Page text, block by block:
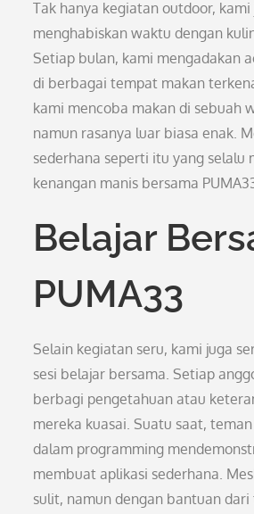
Tak hanya kegiatan outdoor, kami
menghabiskan waktu dengan
Setiap bulan, kami mengadakan
di berbagai tempat makan
kami mencoba makan di sebuah
namun rasanya luar biasa enak.
sederhana seperti itu yang selalu
kenangan manis bersama
Belajar
PUMA33
Selain kegiatan seru, kami juga
sesi belajar bersama. Setiap
berbagi pengetahuan atau
mereka kuasai. Suatu saat,
dalam programming
membuat aplikasi sederhana.
sulit, namun dengan bantuan